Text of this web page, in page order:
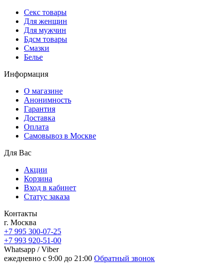
Секс товары
Для женщин
Для мужчин
Бдсм товары
Смазки
Белье
Информация
О магазине
Анонимность
Гарантия
Доставка
Oплата
Самовывоз в Москве
Для Вас
Акции
Корзина
Вход в кабинет
Статус заказа
Контакты
г. Москва
+7 995 300-07-25
+7 993 920-51-00
Whatsapp / Viber
ежедневно с 9:00 до 21:00 Обратный звонок